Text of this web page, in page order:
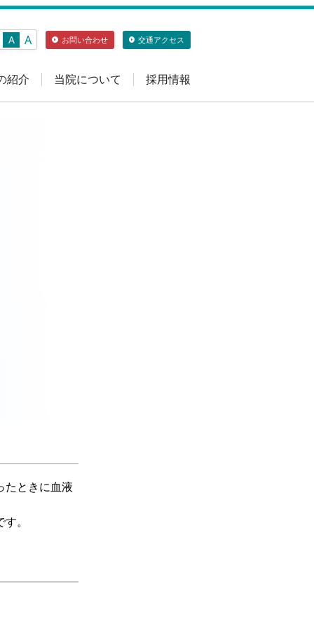
A A お問い合わせ 交通アクセス
紹介 当院について 採用情報
たときに血液
。